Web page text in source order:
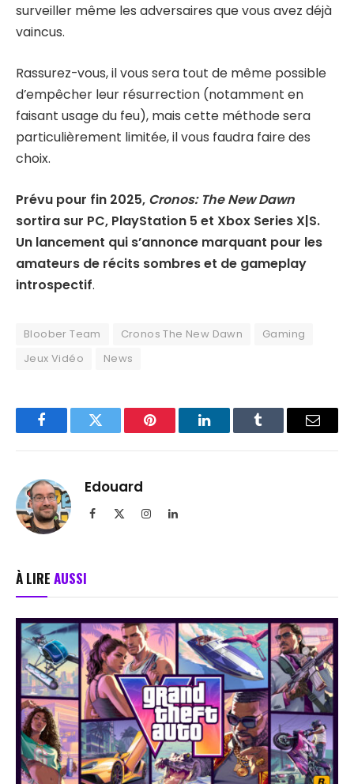
surveiller même les adversaires que vous avez déjà
vaincus.
Rassurez-vous, il vous sera tout de même possible
d’empêcher leur résurrection (notamment en
faisant usage du feu), mais cette méthode sera
particulièrement limitée, il vous faudra faire des
choix.
Prévu pour fin 2025, Cronos: The New Dawn
sortira sur PC, PlayStation 5 et Xbox Series X|S.
Un lancement qui s’annonce marquant pour les
amateurs de récits sombres et de gameplay
introspectif.
Bloober Team Cronos The New Dawn
Gaming
Jeux Vidéo
News
FacebookTwitter Pinterest LinkedInTumblr Email
Edouard
Facebook InstagramLinkedIn
À LIRE AUSSI